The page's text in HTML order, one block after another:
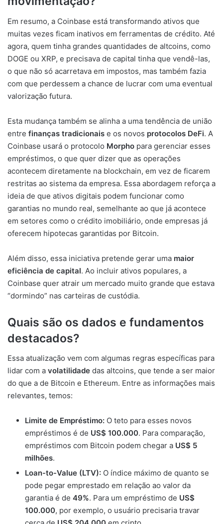
Em resumo, a Coinbase está transformando ativos que
muitas vezes ficam inativos em ferramentas de crédito. Até
agora, quem tinha grandes quantidades de altcoins, como
DOGE ou XRP, e precisava de capital tinha que vendê-las,
o que não só acarretava em impostos, mas também fazia
com que perdessem a chance de lucrar com uma eventual
valorização futura.
Esta mudança também se alinha a uma tendência de união
entre finanças tradicionais e os novos protocolos DeFi. A
Coinbase usará o protocolo Morpho para gerenciar esses
empréstimos, o que quer dizer que as operações
acontecem diretamente na blockchain, em vez de ficarem
restritas ao sistema da empresa. Essa abordagem reforça a
ideia de que ativos digitais podem funcionar como
garantias no mundo real, semelhante ao que já acontece
em setores como o crédito imobiliário, onde empresas já
oferecem hipotecas garantidas por Bitcoin.
Além disso, essa iniciativa pretende gerar uma maior
eficiência de capital. Ao incluir ativos populares, a
Coinbase quer atrair um mercado muito grande que estava
“dormindo” nas carteiras de custódia.
Quais são os dados e fundamentos
destacados?
Essa atualização vem com algumas regras específicas para
lidar com a volatilidade das altcoins, que tende a ser maior
do que a de Bitcoin e Ethereum. Entre as informações mais
relevantes, temos:
Limite de Empréstimo: O teto para esses novos
empréstimos é de US$ 100.000. Para comparação,
empréstimos com Bitcoin podem chegar a US$ 5
milhões.
Loan-to-Value (LTV): O índice máximo de quanto se
pode pegar emprestado em relação ao valor da
garantia é de 49%. Para um empréstimo de US$
100.000, por exemplo, o usuário precisaria travar